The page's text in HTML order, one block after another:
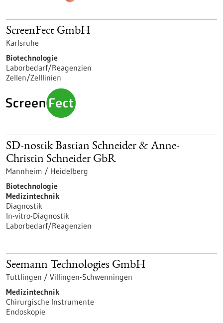
ScreenFect GmbH
Karlsruhe
Biotechnologie
Laborbedarf/Reagenzien
Zellen/Zelllinien
SD-nostik Bastian Schneider & Anne-
Christin Schneider GbR
Mannheim / Heidelberg
Biotechnologie
Medizintechnik
Diagnostik
In-vitro-Diagnostik
Laborbedarf/Reagenzien
Seemann Technologies GmbH
Tuttlingen / Villingen-Schwenningen
Medizintechnik
Chirurgische Instrumente
Endoskopie